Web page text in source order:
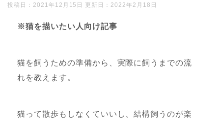
投稿日：2021年12月15日 更新日： 2022年2月18日
※猫を描いたい人向け記事
猫を飼うための準備から、実際に飼うまでの流
れを教えます。
猫って散歩もしなくていいし、結構飼うのが楽